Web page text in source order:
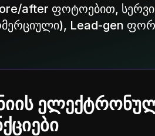
after ფოტოებით,
Lead-gen